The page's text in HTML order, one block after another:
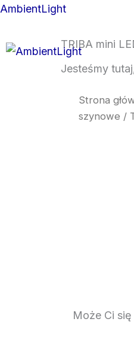
Skip
content
AmbientLight
TRIBA mini
Jesteśmy
Strona
szynowe /
Może Ci